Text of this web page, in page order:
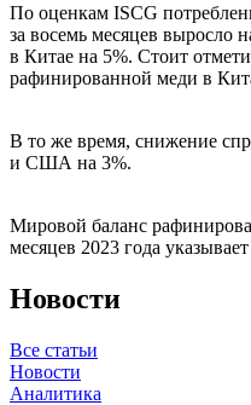
По оценкам ISCG
за восемь месяцев выросло
в Китае на 5%. Стоит
рафинированной меди в
В то же время, снижение
и США на 3%.
Мировой баланс
месяцев 2023 года
Новости
Все статьи
Новости
Аналитика